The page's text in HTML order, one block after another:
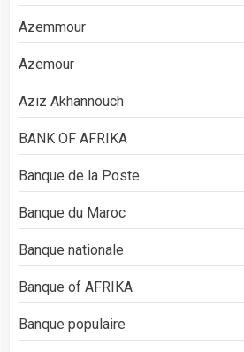
Azemmour
Azemour
Aziz Akhannouch
BANK OF AFRIKA
Banque de la Poste
Banque du Maroc
Banque nationale
Banque of AFRIKA
Banque populaire